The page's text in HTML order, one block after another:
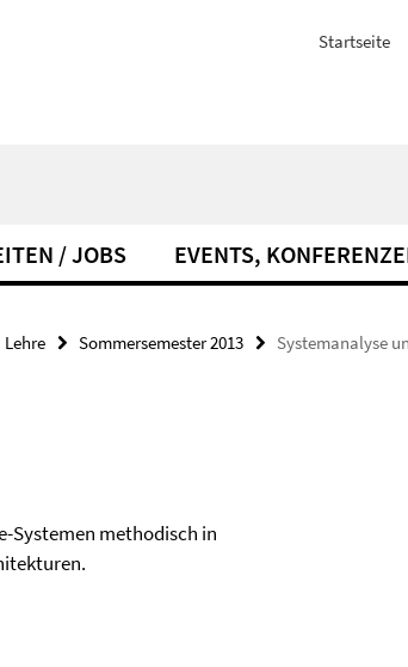
Startseite
/ JOBS EVENTS,
Lehre Sommersemester 2013 Systemanalyse
Systemen methodisch in